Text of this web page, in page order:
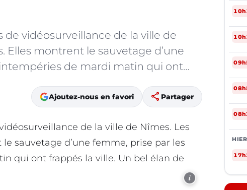
de vidéosurveillance de la ville de
Elles montrent le sauvetage d’une
de mardi matin qui ont…
Ajoutez-nous en favori share Partager
de la ville de Nîmes. Les
sauvetage d’une femme, prise par les
qui ont frappés la ville. Un bel élan de
i
HIER